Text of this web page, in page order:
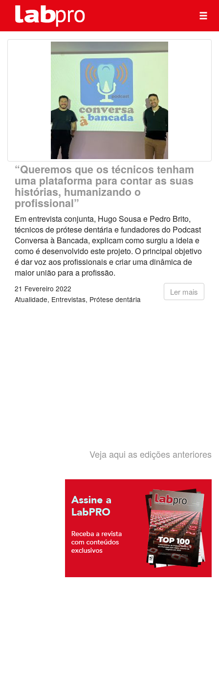
“Queremos que os técnicos tenham
uma plataforma para contar as suas
histórias, humanizando o
profissional”
Em entrevista conjunta, Hugo Sousa e Pedro Brito,
técnicos de prótese dentária e fundadores do Podcast
Conversa à Bancada, explicam como surgiu a ideia e
como é desenvolvido este projeto. O principal objetivo
é dar voz aos profissionais e criar uma dinâmica de
maior união para a profissão.
Ler mais
21 Fevereiro 2022
Atualidade Entrevistas Prótese dentária
Veja aqui as edições anteriores